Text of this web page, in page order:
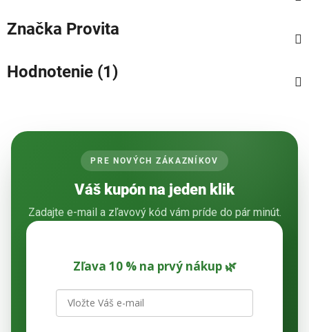
Značka Provita
Hodnotenie (1)
PRE NOVÝCH ZÁKAZNÍKOV
Váš kupón na jeden klik
Zadajte e-mail a zľavový kód vám príde do pár minút.
Zľava 10 % na prvý nákup 🌿